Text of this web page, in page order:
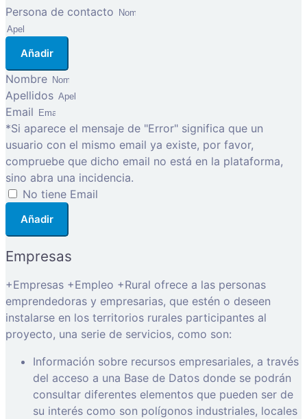
Persona de contacto
Añadir
Nombre
Apellidos
Email
*Si aparece el mensaje de "Error" significa que un
usuario con el mismo email ya existe, por favor,
compruebe que dicho email no está en la plataforma,
sino abra una incidencia.
No tiene Email
Añadir
Empresas
+Empresas +Empleo +Rural ofrece a las personas
emprendedoras y empresarias, que estén o deseen
instalarse en los territorios rurales participantes al
proyecto, una serie de servicios, como son:
Información sobre recursos empresariales, a través
del acceso a una Base de Datos donde se podrán
consultar diferentes elementos que pueden ser de
su interés como son polígonos industriales, locales